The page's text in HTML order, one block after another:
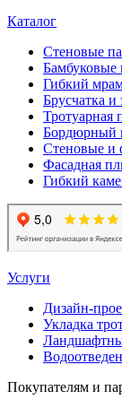
Каталог
Стеновые
Бамбуковые
Гибкий
Брусчатка и
Тротуарная
Бордюрный
Стеновые и
Фасадная
Гибкий
Услуги
Дизайн-
Укладка
Покупателям и